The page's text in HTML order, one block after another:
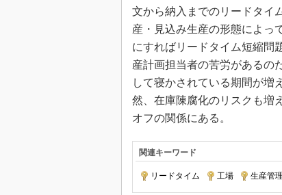
文から納入までのリードタイ
産・見込み生産の形態によっ
にすればリードタイム短縮問
産計画担当者の苦労があるの
して寝かされている期間が増
然、在庫陳腐化のリスクも増
オフの関係にある。
関連キーワード
リードタイム 工場 生産管理